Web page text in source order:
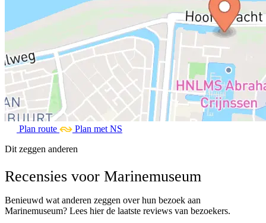
Plan route
Plan met NS
Dit zeggen anderen
Recensies voor Marinemuseum
Benieuwd wat anderen zeggen over hun bezoek aan
Marinemuseum? Lees hier de laatste reviews van bezoekers.